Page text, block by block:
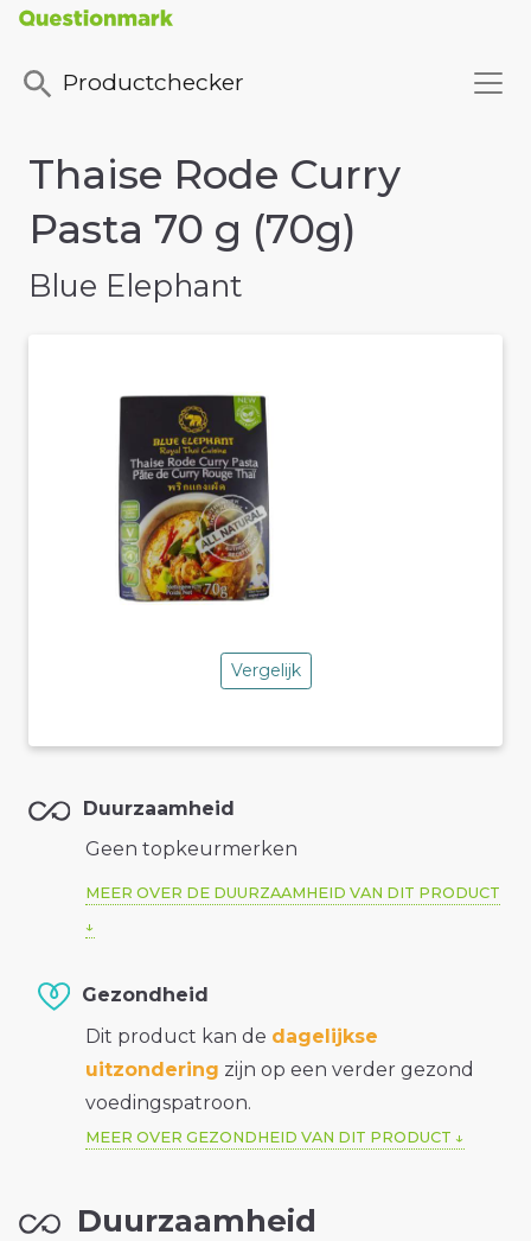
Productchecker
Thaise Rode Curry
Pasta 70 g (70g)
Blue Elephant
Vergelijk
Duurzaamheid
Geen topkeurmerken
MEER OVER DE DUURZAAMHEID VAN DIT PRODUCT
Gezondheid
Dit product kan de dagelijkse
uitzondering zijn op een verder gezond
voedingspatroon.
MEER OVER GEZONDHEID VAN DIT PRODUCT
Duurzaamheid